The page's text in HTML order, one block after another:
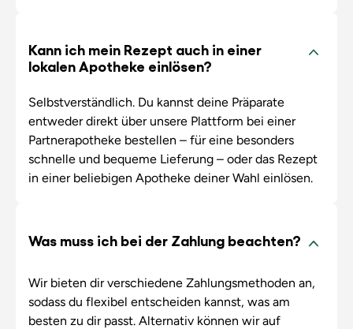
Kann ich mein Rezept auch in einer
lokalen Apotheke einlösen?
Selbstverständlich. Du kannst deine Präparate
entweder direkt über unsere Plattform bei einer
Partnerapotheke bestellen – für eine besonders
schnelle und bequeme Lieferung – oder das Rezept
in einer beliebigen Apotheke deiner Wahl einlösen.
Was muss ich bei der Zahlung beachten?
Wir bieten dir verschiedene Zahlungsmethoden an,
sodass du flexibel entscheiden kannst, was am
besten zu dir passt. Alternativ können wir auf